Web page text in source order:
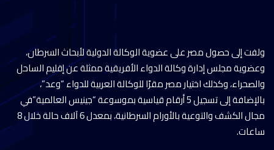
ولفت إلى حصول مصر على عضوية الوكالة الدولية لأبحاث السرطان،
وعضوية مجلس إدارة وكالة الدواء الأفريقية ممثلة عن إقليم الساحل
والصحراء، وكذلك اختيار مصر مقرًا للوكالة العربية للدواء “وعد”،
بالإضافة إلى تسجيل 5 أرقام قياسية بموسوعة “جينيس العالمية”في
مجال الكشف والتوعية بالأورام السرطانية، بمعدل 6 آلاف حالة خلال 8
ساعات.